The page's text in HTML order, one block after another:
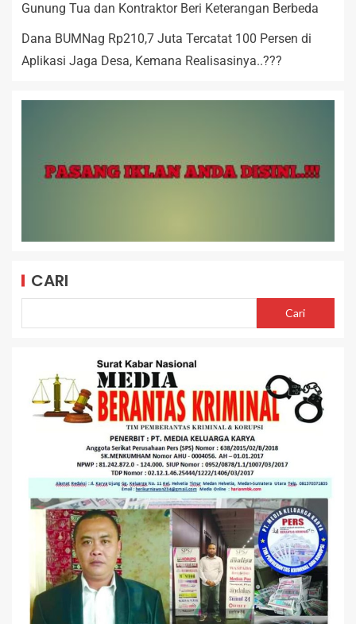
Gunung Tua dan Kontraktor Beri Keterangan Berbeda
Dana BUMNag Rp210,7 Juta Tercatat 100 Persen di
Aplikasi Jaga Desa, Kemana Realisasinya..???
CARI
Cari